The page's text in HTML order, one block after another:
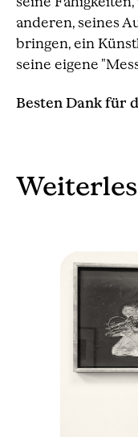
anderen, seines
bringen, ein
seine eigene
Besten Dank für